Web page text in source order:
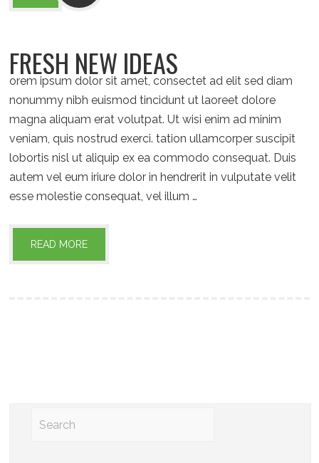
FRESH NEW IDEAS
orem ipsum dolor sit amet, consectet ad elit sed diam
nonummy nibh euismod tincidunt ut laoreet dolore
magna aliquam erat volutpat. Ut wisi enim ad minim
veniam, quis nostrud exerci. tation ullamcorper suscipit
lobortis nisl ut aliquip ex ea commodo consequat. Duis
autem vel eum iriure dolor in hendrerit in vulputate velit
esse molestie consequat, vel illum …
READ MORE